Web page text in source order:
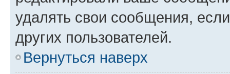
удалять свои сообщения,
других пользователей.
Вернуться наверх